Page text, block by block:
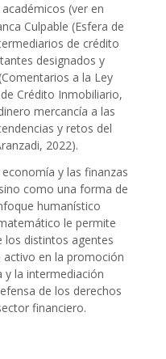
(ver en
Culpable (Esfera de
de crédito
designados y
a la Ley
Crédito Inmobiliario,
mercancía a las
y retos del
2022).
y las finanzas
como una forma de
humanístico
le permite
los distintos agentes
en la promoción
y la intermediación
de los derechos
financiero.